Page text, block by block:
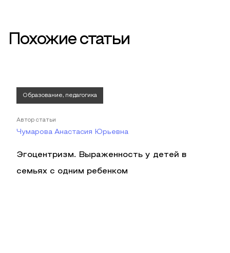
Похожие статьи
Образование, педагогика
Автор статьи
Чумарова Анастасия Юрьевна
Эгоцентризм. Выраженность у детей в
семьях с одним ребенком